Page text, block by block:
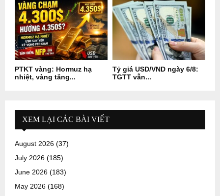
PTKT vàng: Hormuz hạ
nhiệt, vàng tăng...
Tỷ giá USD/VND ngày 6/8:
TGTT vẫn...
XEM LẠI CÁC BÀI VIẾT
August 2026 (37)
July 2026 (185)
June 2026 (183)
May 2026 (168)